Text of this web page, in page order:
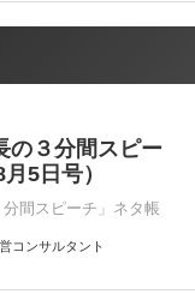
の３分間スピー
5日号）
間スピーチ」ネタ帳
コンサルタント